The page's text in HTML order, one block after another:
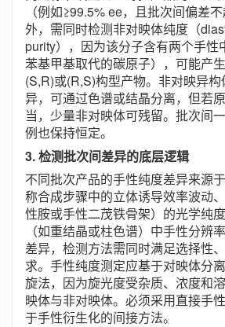
（例如≥99.5% ee，且批次间偏差
外，需同时检测非对映体纯度（
purity），因为该分子含有两个手性
苯基甲基取代的碳原子），可能产
(S,R)或(R,S)构型产物。非对映异
异，可通过色谱或结晶分离，但若
当，少量非对映体可残留。批次间
例也保持恒定。
3. 检测批次间差异的底层逻辑
不同批次产品的手性纯度差异来源
称合成步骤中的立体诱导效率波动
性胺或手性二茂铁骨架）的光学纯
（如重结晶或柱色谱）中手性分辨
差异，检测方法需同时满足选择性
求。手性纯度测定应基于对映体分
旋法，因为旋光度受杂质、浓度和
映体与非对映体。必须采用直接手
于手性衍生化的间接方法。